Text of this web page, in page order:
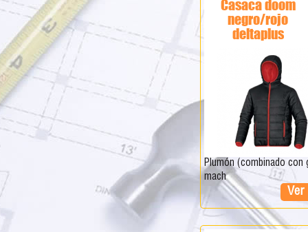
casaca doom
negro/rojo
deltaplus
plumón (combinado con gama
mach
Ver
i
s